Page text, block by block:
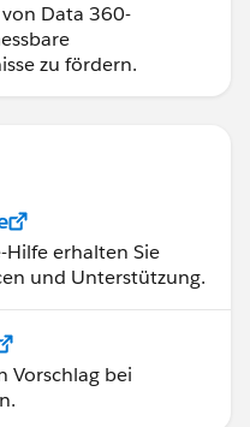
Data 360-
zu fördern.
Hilfe erhalten Sie
und Unterstützung.
Vorschlag bei